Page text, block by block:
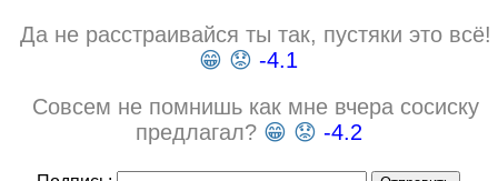
Да не расстраивайся ты так, пустяки это всё!
😁 😟 -4.1
Совсем не помнишь как мне вчера сосиску
предлагал? 😁 😟 -4.2